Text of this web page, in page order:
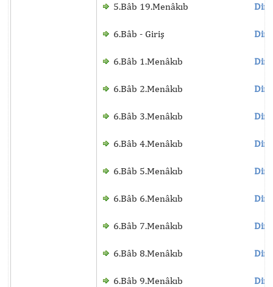
5.Bâb 19.Menâkıb
6.Bâb - Giriş
6.Bâb 1.Menâkıb
6.Bâb 2.Menâkıb
6.Bâb 3.Menâkıb
6.Bâb 4.Menâkıb
6.Bâb 5.Menâkıb
6.Bâb 6.Menâkıb
6.Bâb 7.Menâkıb
6.Bâb 8.Menâkıb
6.Bâb 9.Menâkıb